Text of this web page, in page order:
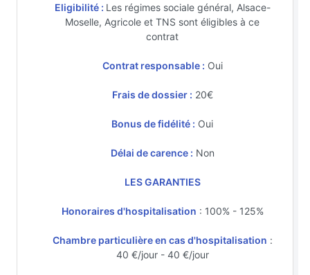
Eligibilité : Les régimes sociale général, Alsace-
Moselle, Agricole et TNS sont éligibles à ce
contrat
Contrat responsable : Oui
Frais de dossier : 20€
Bonus de fidélité : Oui
Délai de carence : Non
LES GARANTIES
Honoraires d'hospitalisation : 100% - 125%
Chambre particulière en cas d'hospitalisation :
40 €/jour - 40 €/jour